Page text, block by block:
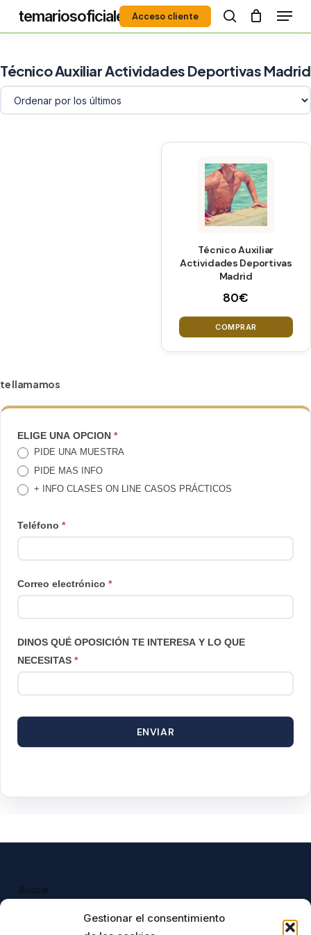
Gestionar el consentimiento
temariosoficiales
Acceso cliente
search
Menú
Técnico Auxiliar Actividades Deportivas Madrid
80€
Técnico Auxiliar
Actividades Deportivas
Madrid
COMPRAR
te llamamos
TE
LLAMAMOS
ELIGE UNA OPCION *
PIDE UNA MUESTRA
PIDE MAS INFO
+ INFO CLASES ON LINE CASOS PRÁCTICOS
Teléfono *
Correo electrónico *
DINOS QUÉ OPOSICIÓN TE INTERESA Y LO QUE
NECESITAS *
ENVIAR
Buscar